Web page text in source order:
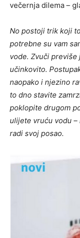
večernja dilema –
No postoji trik koji
potrebne su vam
vode. Zvuči
učinkovito.
naopako i njezino
to dno stavite
poklopite drugom
ulijete vruću vodu
radi svoj posao.